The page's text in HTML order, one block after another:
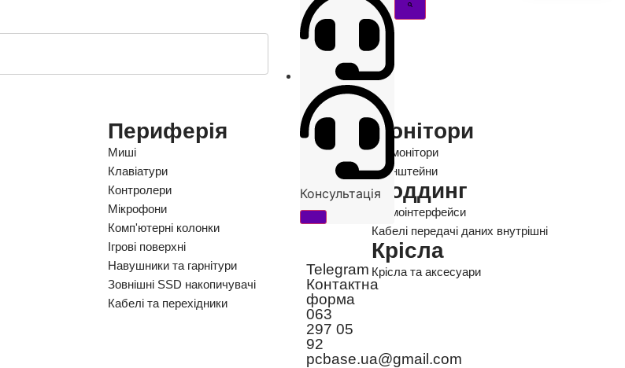
Периферія
Миші
Клавіатури
Контролери
Мікрофони
Комп'ютерні колонки
Ігрові поверхні
Навушники та гарнітури
Зовнішні SSD накопичувачі
Кабелі та перехідники
Монітори
Всі монітори
Кронштейни
Моддинг
Термоінтерфейси
Кабелі передачі даних внутрішні
Крісла
Крісла та аксесуари
Консультація
Telegram
Контактна
форма
063
297 05
92
pcbase.ua@gmail.com